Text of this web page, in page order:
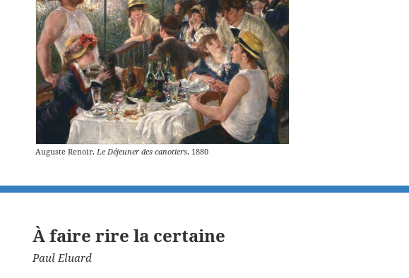
Auguste Renoir, Le Déjeuner des canotiers, 1880
À faire rire la certaine
Paul Eluard